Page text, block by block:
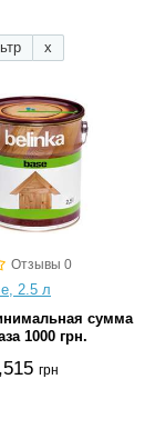
x
Отзывы 0
2.5 л
сумма
1000 грн.
грн